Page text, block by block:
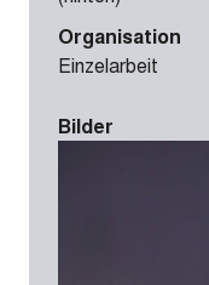
Organisation
Einzelarbeit
Bilder